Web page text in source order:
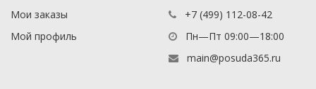
Мои заказы
Мой профиль
+7 (499) 112-08-42
Пн—Пт 09:00—18:00
main@posuda365.ru